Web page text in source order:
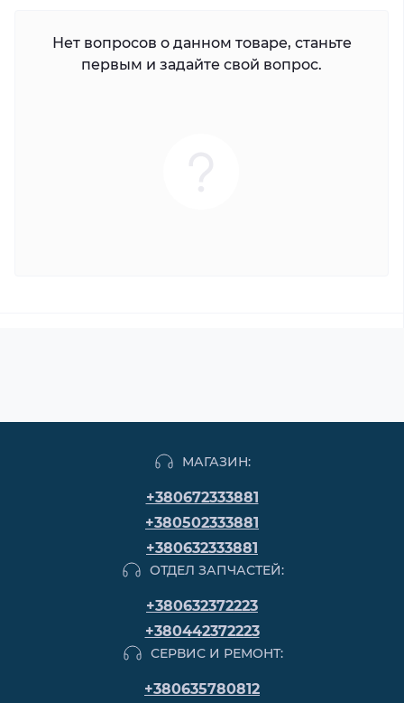
Нет вопросов о данном товаре, станьте
первым и задайте свой вопрос.
МАГАЗИН:
+380672333881
+380502333881
+380632333881
ОТДЕЛ ЗАПЧАСТЕЙ:
+380632372223
+380442372223
СЕРВИС И РЕМОНТ:
+380635780812